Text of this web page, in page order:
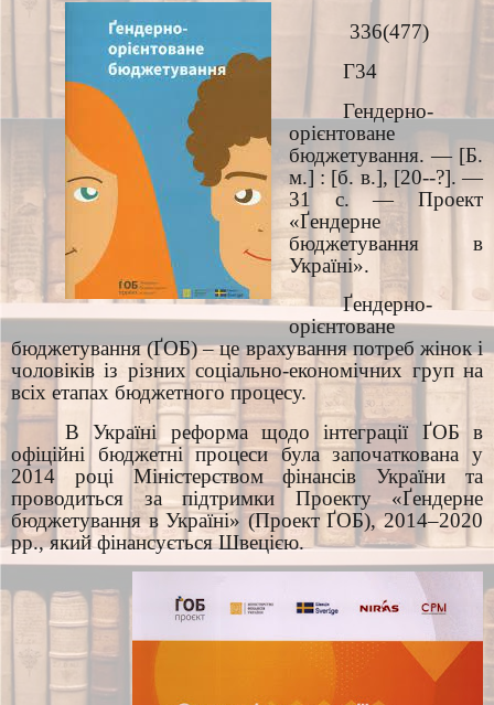
336(477)
Г34
Гендерно-
орієнтоване
бюджетування. — [Б.
м.] : [б. в.], [20--?]. —
31 с. — Проект
«Ґендерне
бюджетування в
Україні».
Ґендерно-
орієнтоване
бюджетування (ҐОБ) – це врахування потреб жінок і
чоловіків із різних соціально-економічних груп на
всіх етапах бюджетного процесу.
В Україні реформа щодо інтеграції ҐОБ в
офіційні бюджетні процеси була започаткована у
2014 році Міністерством фінансів України та
проводиться за підтримки Проекту «Ґендерне
бюджетування в Україні» (Проект ҐОБ), 2014–2020
рр., який фінансується Швецією.